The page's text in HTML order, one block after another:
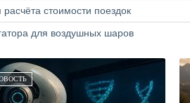
стоимости поездок
для воздушных шаров